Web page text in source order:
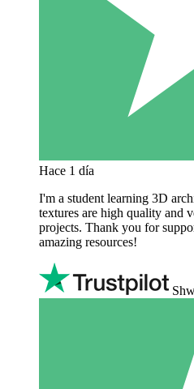
Hace 1 día
I'm a student learning 3D
textures are high quality and
projects. Thank you for
amazing resources!